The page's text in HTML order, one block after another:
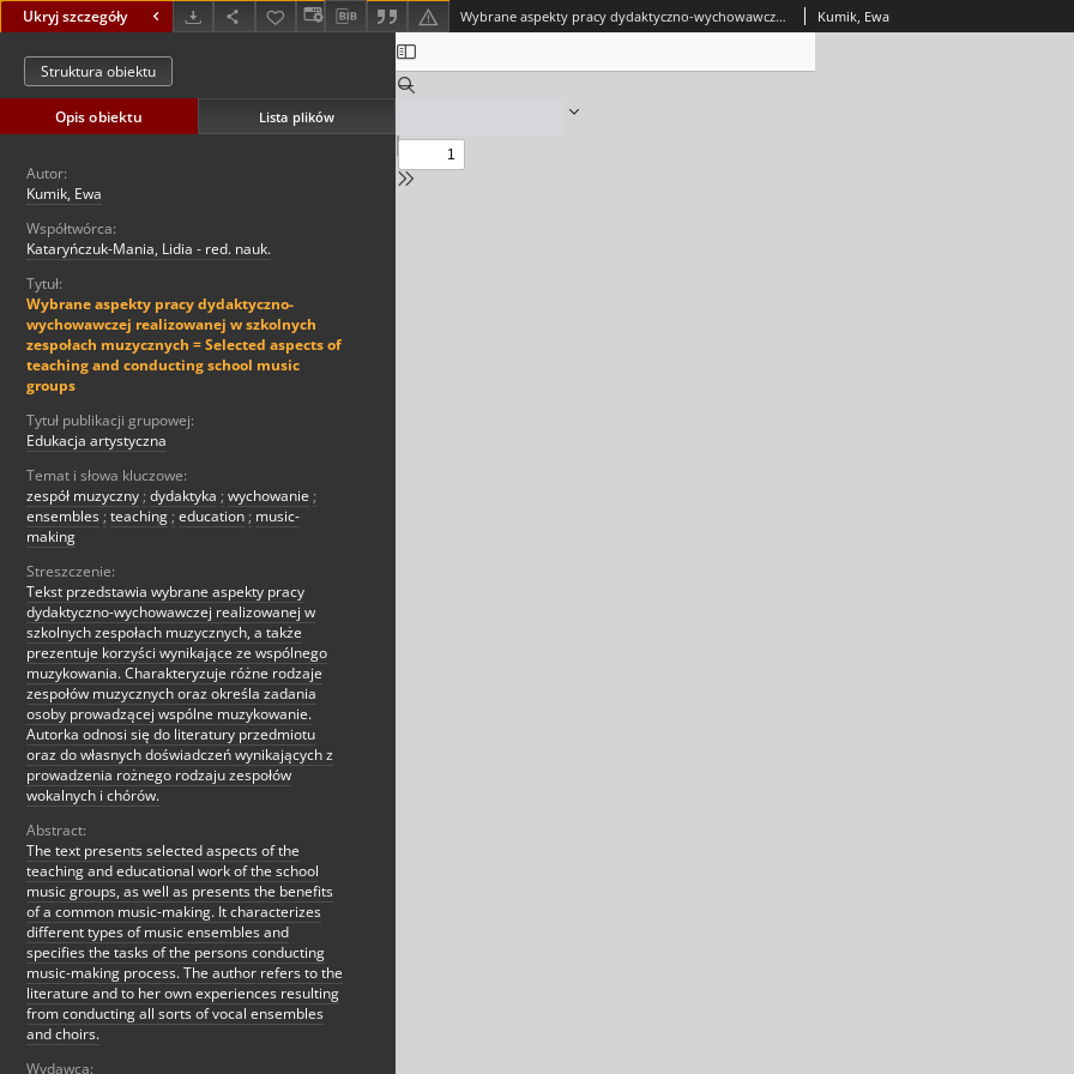
Ukryj szczegóły Wybrane aspekty pracy dydaktyczno-wychowawczej realizowanej w szkolnych zespołach muzycznych = Selected aspects of teaching and conducting school music groups Kumik, Ewa
Struktura obiektu
Opis obiektu Lista plików
Autor:
Kumik, Ewa
Współtwórca:
Kataryńczuk-Mania, Lidia - red. nauk.
Tytuł:
Wybrane aspekty pracy dydaktyczno-
wychowawczej realizowanej w szkolnych
zespołach muzycznych = Selected aspects of
teaching and conducting school music
groups
Tytuł publikacji grupowej:
Edukacja artystyczna
Temat i słowa kluczowe:
zespół muzyczny ; dydaktyka ; wychowanie ;
ensembles ; teaching ; education ; music-
making
Streszczenie:
Tekst przedstawia wybrane aspekty pracy
dydaktyczno-wychowawczej realizowanej w
szkolnych zespołach muzycznych, a także
prezentuje korzyści wynikające ze wspólnego
muzykowania. Charakteryzuje różne rodzaje
zespołów muzycznych oraz określa zadania
osoby prowadzącej wspólne muzykowanie.
Autorka odnosi się do literatury przedmiotu
oraz do własnych doświadczeń wynikających z
prowadzenia rożnego rodzaju zespołów
wokalnych i chórów.
Abstract:
The text presents selected aspects of the
teaching and educational work of the school
music groups, as well as presents the benefits
of a common music-making. It characterizes
different types of music ensembles and
specifies the tasks of the persons conducting
music-making process. The author refers to the
literature and to her own experiences resulting
from conducting all sorts of vocal ensembles
and choirs.
Wydawca: